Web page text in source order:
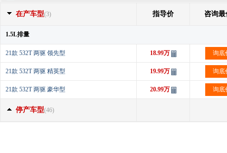
在产车型(3) 指导价 咨询最
1.5L排量
21款 532T 两驱 领先型 18.99万 询底
21款 532T 两驱 精英型 19.99万 询底
21款 532T 两驱 豪华型 20.99万 询底
停产车型(46)